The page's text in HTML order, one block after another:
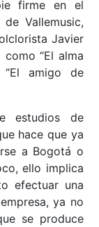
firme en el
Vallemusic,
Javier
“El alma
amigo de
estudios de
hace que ya
a Bogotá o
ello implica
efectuar una
ya no
se produce